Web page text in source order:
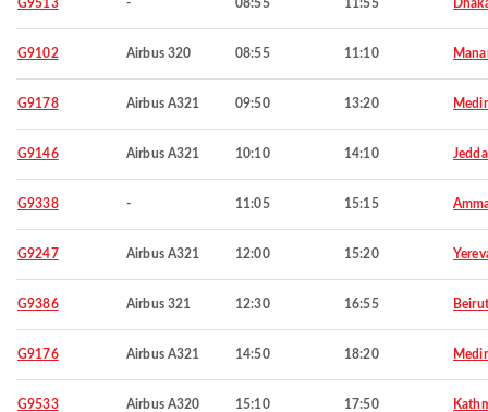
G9513 - 08:55 11:55
G9102 Airbus 320 08:55 11:10
G9178 Airbus A321 09:50 13:20
G9146 Airbus A321 10:10 14:10
G9338 - 11:05 15:15
G9247 Airbus A321 12:00 15:20
G9386 Airbus 321 12:30 16:55 Beirut
G9176 Airbus A321 14:50 18:20
G9533 Airbus A320 15:10 17:50